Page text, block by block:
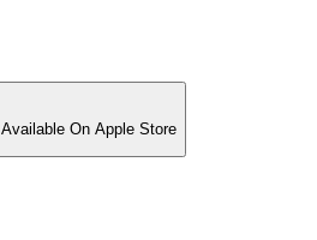
Available On Apple Store